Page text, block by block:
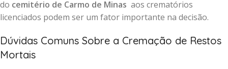
do cemitério de Carmo de Minas aos crematórios
licenciados podem ser um fator importante na decisão.
Dúvidas Comuns Sobre a Cremação de Restos
Mortais